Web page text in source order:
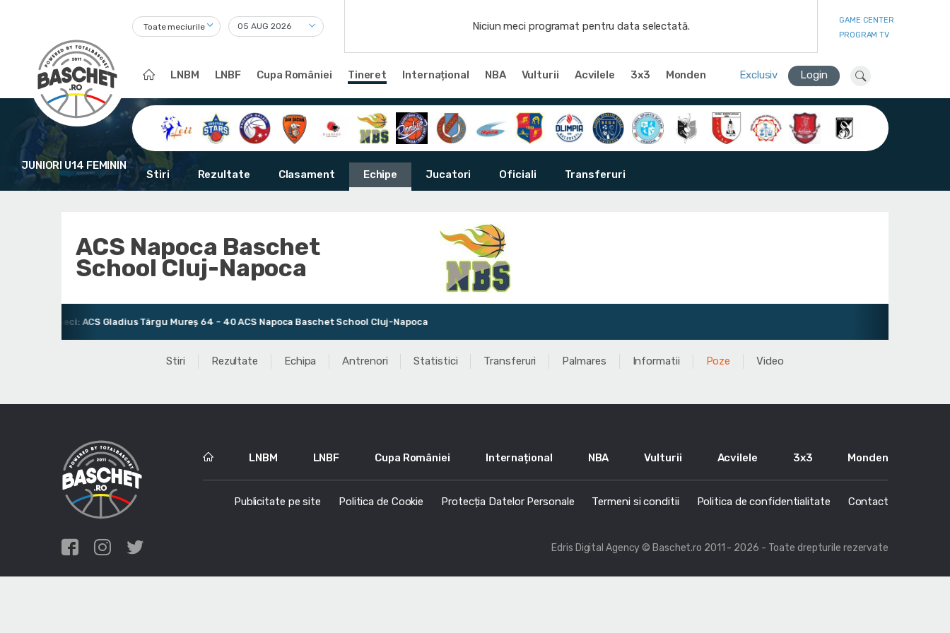
Toate meciurile Niciun meci programat pentru data selectată.
GAME CENTER
PROGRAM TV
LNBM LNBF Cupa României Tineret Internațional NBA Vulturii Acvilele 3x3 Monden Exclusiv Login
JUNIORI U14 FEMININ
Stiri Rezultate Clasament Echipe Jucatori Oficiali Transferuri
ACS Napoca Baschet
School Cluj-Napoca
meci: ACS Gladius Târgu Mureș 64 - 40 ACS Napoca Baschet School Cluj-Napoca
Stiri Rezultate Echipa Antrenori Statistici Transferuri Palmares Informatii Poze Video
LNBM LNBF Cupa României Internațional NBA Vulturii Acvilele 3x3 Monden
Publicitate pe site Politica de Cookie Protecția Datelor Personale Termeni si conditii Politica de confidentialitate Contact
Edris Digital Agency© Baschet.ro 2011 - 2026 - Toate drepturile rezervate